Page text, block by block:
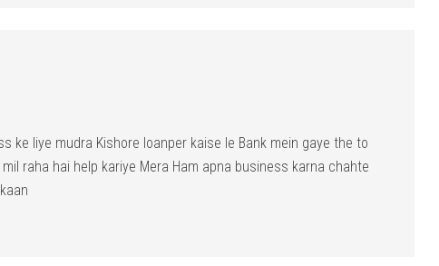
ke liye mudra Kishore loanper kaise le Bank mein gaye the to
raha hai help kariye Mera Ham apna business karna chahte